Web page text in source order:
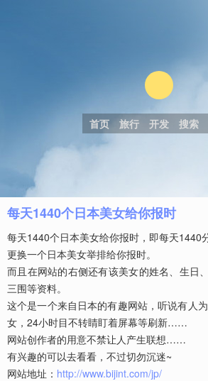
首页 旅行 开发 搜索
每天1440个日本美女给你报时
每天1440个日本美女给你报时，即每天1440
更换一个日本美女举排给你报时。
而且在网站的右侧还有该美女的姓名、生日
三围等资料。
这个是一个来自日本的有趣网站，听说有人
女，24小时目不转睛盯着屏幕等刷新……
网站创作者的用意不禁让人产生联想……
有兴趣的可以去看看，不过切勿沉迷~
网站地址： http://www.bijint.com/jp/